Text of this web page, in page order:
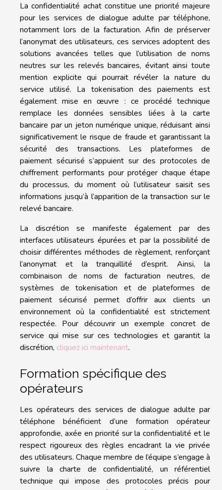
La confidentialité achat constitue une priorité majeure
pour les services de dialogue adulte par téléphone,
notamment lors de la facturation. Afin de préserver
l’anonymat des utilisateurs, ces services adoptent des
solutions avancées telles que l’utilisation de noms
neutres sur les relevés bancaires, évitant ainsi toute
mention explicite qui pourrait révéler la nature du
service utilisé. La tokenisation des paiements est
également mise en œuvre : ce procédé technique
remplace les données sensibles liées à la carte
bancaire par un jeton numérique unique, réduisant ainsi
significativement le risque de fraude et garantissant la
sécurité des transactions. Les plateformes de
paiement sécurisé s’appuient sur des protocoles de
chiffrement performants pour protéger chaque étape
du processus, du moment où l’utilisateur saisit ses
informations jusqu’à l’apparition de la transaction sur le
relevé bancaire.
La discrétion se manifeste également par des
interfaces utilisateurs épurées et par la possibilité de
choisir différentes méthodes de règlement, renforçant
l’anonymat et la tranquillité d’esprit. Ainsi, la
combinaison de noms de facturation neutres, de
systèmes de tokenisation et de plateformes de
paiement sécurisé permet d’offrir aux clients un
environnement où la confidentialité est strictement
respectée. Pour découvrir un exemple concret de
service qui mise sur ces technologies et garantit la
discrétion, cliquez ici maintenant.
Formation spécifique des
opérateurs
Les opérateurs des services de dialogue adulte par
téléphone bénéficient d’une formation opérateur
approfondie, axée en priorité sur la confidentialité et le
respect rigoureux des règles encadrant la vie privée
des utilisateurs. Chaque membre de l’équipe s’engage à
suivre la charte de confidentialité, un référentiel
technique qui impose des protocoles précis pour